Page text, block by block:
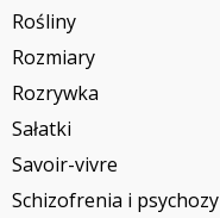
Rośliny
Rozmiary
Rozrywka
Sałatki
Savoir-vivre
Schizofrenia i psychozy